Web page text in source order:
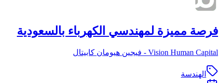
فرصة مميزة لمهندسي الكهرباء بالسعودية
Vision Human Capital - فيجين هيومان كابيتال
الهندسة